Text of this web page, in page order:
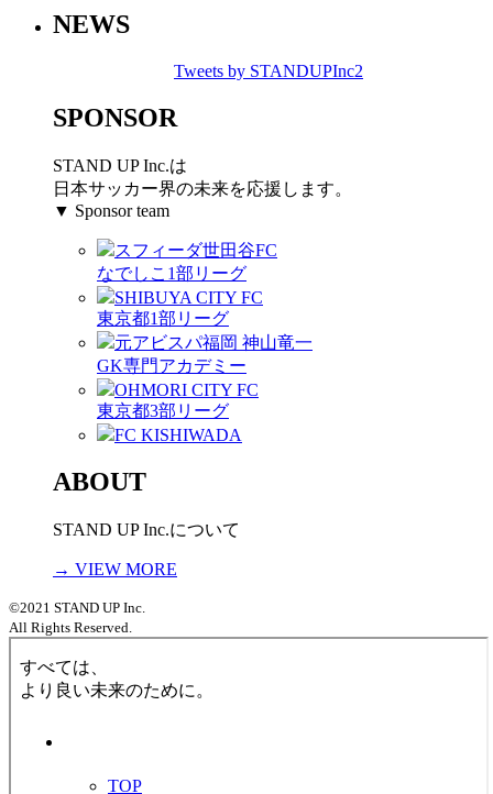
NEWS
Tweets by STANDUPInc2
SPONSOR
STAND UP Inc.は
日本サッカー界の未来を応援します。
▼ Sponsor team
スフィーダ世田谷FC
なでしこ1部リーグ
SHIBUYA CITY FC
東京都1部リーグ
元アビスパ福岡 神山竜一
GK専門アカデミー
OHMORI CITY FC
東京都3部リーグ
FC KISHIWADA
ABOUT
STAND UP Inc.について
→ VIEW MORE
©2021 STAND UP Inc.
All Rights Reserved.